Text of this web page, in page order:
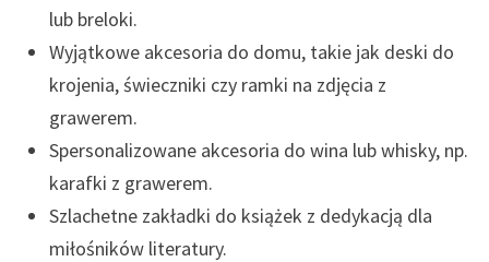
lub breloki.
Wyjątkowe akcesoria do domu, takie jak deski do
krojenia, świeczniki czy ramki na zdjęcia z
grawerem.
Spersonalizowane akcesoria do wina lub whisky, np.
karafki z grawerem.
Szlachetne zakładki do książek z dedykacją dla
miłośników literatury.